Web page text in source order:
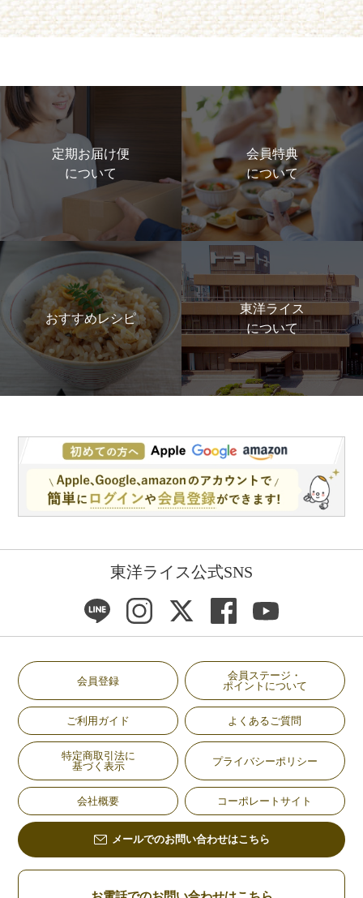
定期お届け便
について
会員特典
について
おすすめレシピ
東洋ライス
について
東洋ライス公式SNS
会員登録
会員ステージ・
ポイントについて
ご利用ガイド よくあるご質問
特定商取引法に
基づく表示
プライバシーポリシー
会社概要 コーポレートサイト
メールでのお問い合わせはこちら